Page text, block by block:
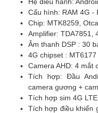
Cấu hình: RAM 4G -
Chip: MTK8259,
Amplifier: TDA7851,
Âm thanh DSP : 30
4G chipset : MT6177
Camera AHD: 4 mắt
Tích hợp: Đầu
camera gương +
Tích hợp sim 4G
Tích hợp điều khiển